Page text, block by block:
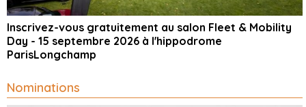
Inscrivez-vous gratuitement au salon Fleet & Mobility
Day - 15 septembre 2026 à l'hippodrome
ParisLongchamp
Nominations